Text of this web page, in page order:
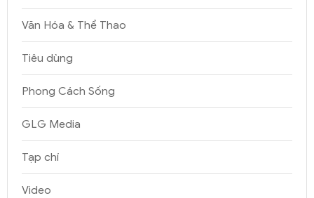
Văn Hóa & Thể Thao
Tiêu dùng
Phong Cách Sống
GLG Media
Tạp chí
Video